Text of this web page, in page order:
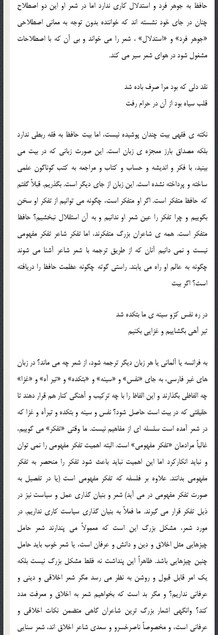
حافظ به جوهر فرد و استدلال کاری ندارد اما در شعر او این دو اصطلاح
چنان در جای خود نشسته اند که خواننده بدون توجه به معانی اصطلاحی
«جوهر فرد» و «استدلال» ، شعر را می خواند و بی آن که با اصطلاحات
مشغول شود در هوای شعر سیر می کند.
نقد دلی که بود مرا صرف باده شد
قلب سیاه بود از آن در حرام رفت
نکته ی فقهی بیت چندان پوشیده نیست، اما بیت حافظ به فقه ربطی ندارد
بلکه مصداق بارز معجزه ی زبان است. این صورت زبانی که در بیت می
بینید، با فکر و اندیشه و حساب و کتاب و مراجعه به کتب گوناگون علمی
ساخته و پرداخته نشده است. این زبان از جای دیگر است. بگذریم. قبلاً گفتم
که حافظ متفکر است. اگر او متفکر است، چگونه می توانیم از تفکر او سخن
بگوییم و چرا تفکر را عین شعر او ندانیم و به آن استقلال نبخشیم؟ حافظ
متفکر است. همه ی شاعران بزرگ متفکرند، اما تفکر شاعر تفکر مفهومی
نیست و نمی دانیم آنان که از طریق ترجمه با شعر شاعر آشنا می شوند
چگونه به عالم او راه می یابند. راستی گوته چگونه عظمت حافظ را دریافته
است؟ اگر بیت
در ره نفس کزو سینه ی ما بتکده شد
تیر آهی بگشاییم و غزایی بکنیم
به فرانسه یا آلمانی یا هر زبان دیگر ترجمه شود، از شعر چه می ماند؟ در زبان
های غیر فارسی، به جای «نفس» و «سینه» و «بتکده» و «تیر آه» و «غزا»
چه الفاظی بگذارند و این الفاظ را با چه ترکیب و آهنگی کنار هم قرار دهند تا
حقیقتی که در بیت است حاصل شود؟ نفس و سینه و بتکده و تیرآه و غزا که
در شعر آمده است سلسله ای از مفاهیم نیست. ما وقتی «تفکر» می گوییم،
غالباً مرادمان «تفکر مفهومی» است. البته اهمیت تفکر مفهومی را نمی توان
و نباید انکارکرد اما این اهمیت نباید باعث شود تفکر را منحصر به تفکر
مفهومی بدانند. علاوه بر فلسفه که تفکر مفهومی است (یا در تفصیل به
صورت تفکر مفهومی در می آید) شعر و بنیان گذاری عمل و سیاست نیز در
ذیل تفکر قرار می گیرند. ما فعلاً به بنیان گذاری سیاست کاری نداریم. در
مورد شعر، مشکل بزرگ این است که معمولاً می پندارند شعر حامل
چیزهایی مثل اخلاق و دین و دانش و عرفان است، یا شعر خوب باید حامل
چنین چیزهایی باشد. ظاهراً این پنداشت نه فقط مشکل بزرگ نیست بلکه
یک امر قابل قبول و روشن به نظر می رسد مگر شعر اخلاقی و دینی و
عرفانی نداریم؟ و مگر بد است که بخواهیم شعر به اخلاق و معرفت مدد
کند؟ وانگهی اشعار بزرگ ترین شاعران گاهی متضمن نکات اخلاقی و
عرفانی است، و مخصوصاً ناصرخسرو و سعدی شاعر اخلاق اند، شعر سنایی